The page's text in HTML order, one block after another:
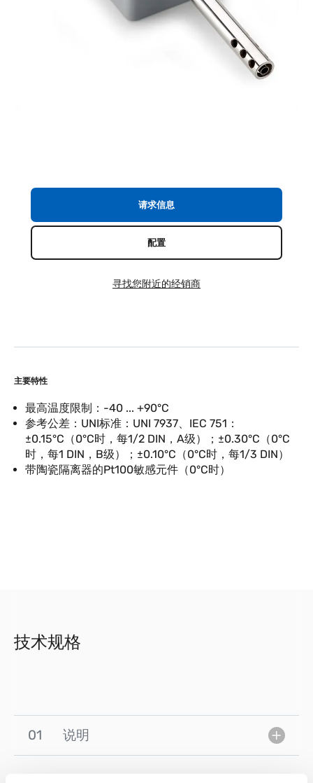
主要特性
最高温度限制：-40 ... +90°C
参考公差：UNI标准：UNI 7937、IEC 751：
±0.15°C（0°C时，每1/2 DIN，A级）；±0.30°C（0°C
时，每1 DIN，B级）；±0.10°C（0°C时，每1/3 DIN）
带陶瓷隔离器的Pt100敏感元件（0°C时）
请求信息
配置
寻找您附近的经销商
技术规格
01 说明